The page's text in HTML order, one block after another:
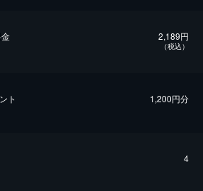
2,189円
（税込）
ト 1,200円分
4